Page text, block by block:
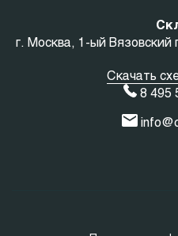
г. Москва, 1-ый
Скачать
8 495